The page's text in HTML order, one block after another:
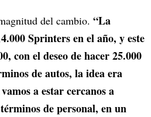
del cambio. “La
Sprinters en el año, y este
con el deseo de hacer 25.000
de autos, la idea era
a estar cercanos a
de personal, en un